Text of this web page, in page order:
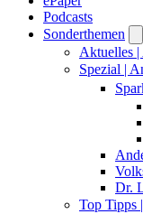
Podcasts
Sonderthemen
Aktuelles
Spezial |
Dr.
Top Tipps